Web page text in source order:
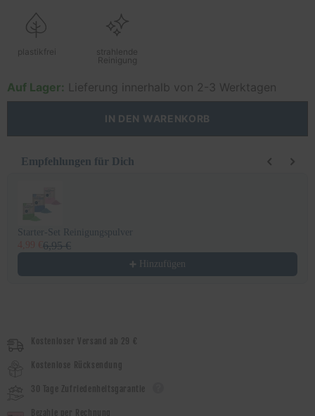
plastikfrei
strahlende
Reinigung
Auf Lager: Lieferung innerhalb von 2-3 Werktagen
IN DEN WARENKORB
Empfehlungen für Dich
Starter-Set Reinigungspulver
6,95 €
Hinzufügen